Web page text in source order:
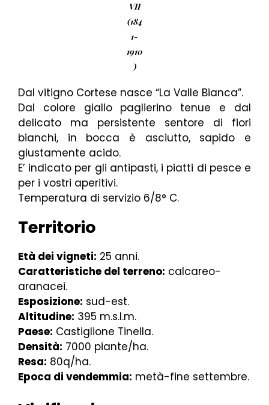
VII
(184
1-
1910
)
Dal vitigno Cortese nasce “La Valle Bianca”.
Dal colore giallo paglierino tenue e dal
delicato ma persistente sentore di fiori
bianchi, in bocca è asciutto, sapido e
giustamente acido.
E’ indicato per gli antipasti, i piatti di pesce e
per i vostri aperitivi.
Temperatura di servizio 6/8° C.
Territorio
Età dei vigneti: 25 anni.
Caratteristiche del terreno: calcareo-
aranacei.
Esposizione: sud-est.
Altitudine: 395 m.s.l.m.
Paese: Castiglione Tinella.
Densità: 7000 piante/ha.
Resa: 80q/ha.
Epoca di vendemmia: metà-fine settembre.